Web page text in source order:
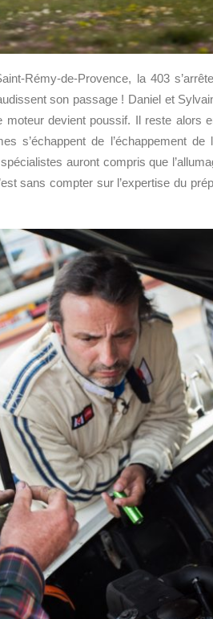
Rémy-de-Provence, la 403
son passage ! Daniel et
moteur devient poussif. Il reste alors
s’échappent de l’échappement
auront compris que
sans compter sur l’expertise du